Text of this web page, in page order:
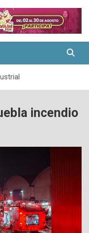
incendio